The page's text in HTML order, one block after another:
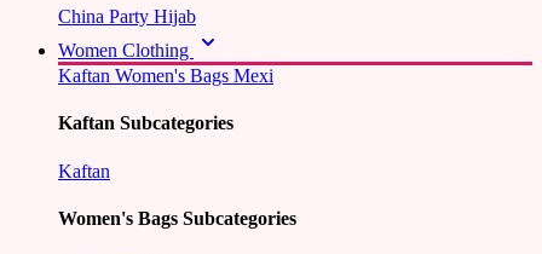
China Party Hijab
Women Clothing
Kaftan Women's Bags Mexi
Kaftan Subcategories
Kaftan
Women's Bags Subcategories